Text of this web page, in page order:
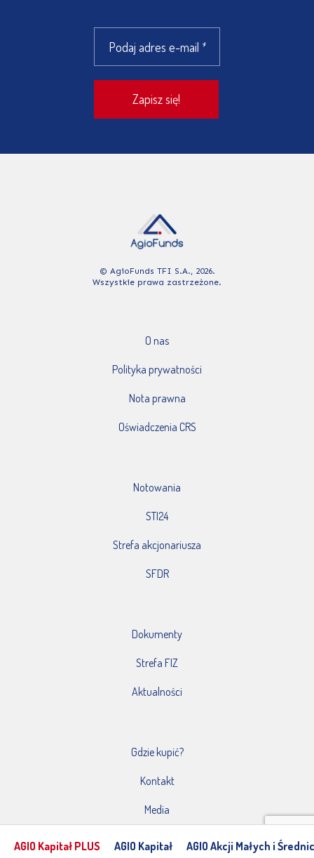
AGIO Kapitał PLUS AGIO Kapitał AGIO Akcji Małych i
© AgioFunds TFI S.A., 2026.
Wszystkie prawa zastrzeżone.
O nas
Polityka prywatności
Nota prawna
Oświadczenia CRS
Notowania
STI24
Strefa akcjonariusza
SFDR
Dokumenty
Strefa FIZ
Aktualności
Gdzie kupić?
Kontakt
Media